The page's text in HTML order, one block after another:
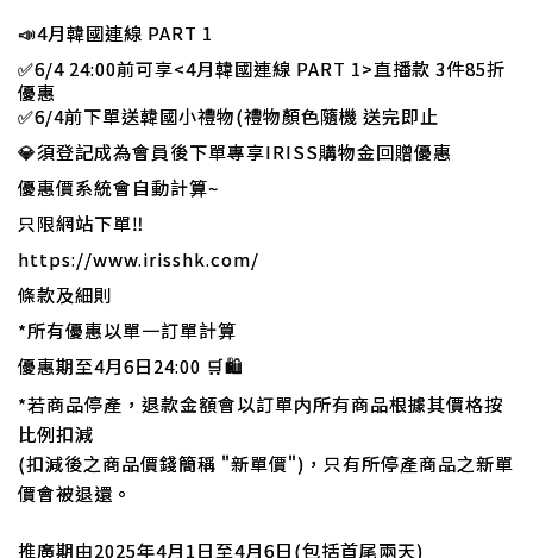
📣4月韓國連線 PART 1
✅6/4 24:00前可享<4月韓國連線 PART 1>直播款 3件85折
優惠
✅6/4前下單送韓國小禮物(禮物顏色隨機 送完即止
💎須登記成為會員後下單專享IRISS購物金回贈優惠
優惠價系統會自動計算~
只限網站下單‼️
https://www.irisshk.com/
條款及細則
*所有優惠以單一訂單計算
優惠期至4月6日24:00 🛒🛍
*若商品停產，退款金額會以訂單内所有商品根據其價格按
比例扣減
(扣減後之商品價錢簡稱 "新單價")，只有所停產商品之新單
價會被退還。
推廣期由2025年4月1日至4月6日(包括首尾兩天)